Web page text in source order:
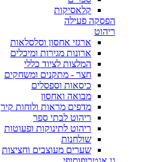
קלאסיקות
הפסקה פעילה
ריהוט
ארגזי אחסון וסלסלאות
ארונות מגירות ומיכלים
המלצות לציוד כללי
חצר - מתקנים ומשחקים
כיסאות וספסלים
מבואה ואחסון
מדפים מראות ולוחות קיר
ריהוט לבתי ספר
ריהוט לתינוקות ופעוטות
שולחנות
שערים מעוצבים וחציצות